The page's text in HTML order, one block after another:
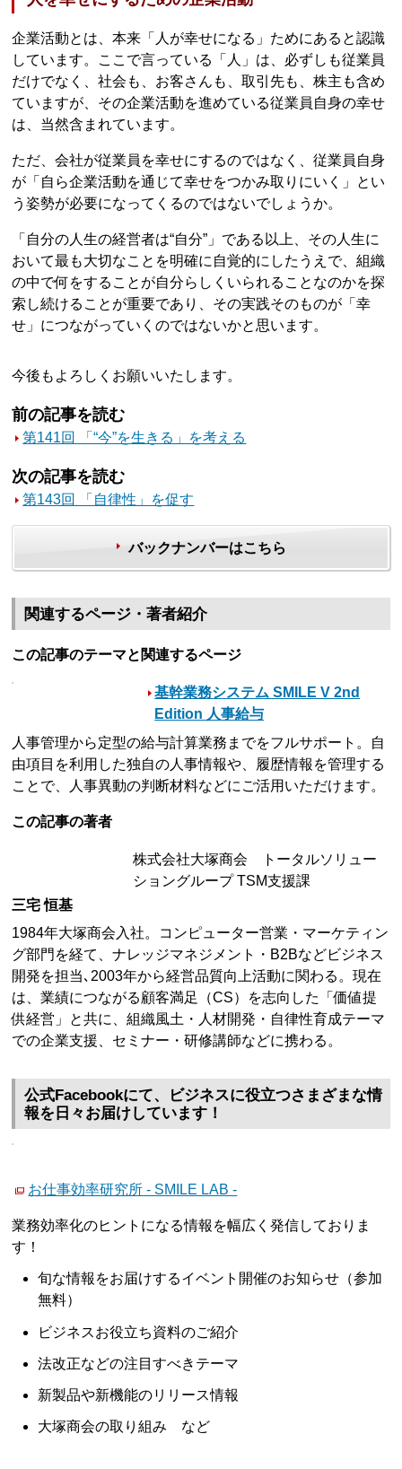
企業活動とは、本来「人が幸せになる」ためにあると認識
しています。ここで言っている「人」は、必ずしも従業員
だけでなく、社会も、お客さんも、取引先も、株主も含め
ていますが、その企業活動を進めている従業員自身の幸せ
は、当然含まれています。
ただ、会社が従業員を幸せにするのではなく、従業員自身
が「自ら企業活動を通じて幸せをつかみ取りにいく」とい
う姿勢が必要になってくるのではないでしょうか。
「自分の人生の経営者は“自分”」である以上、その人生に
おいて最も大切なことを明確に自覚的にしたうえで、組織
の中で何をすることが自分らしくいられることなのかを探
索し続けることが重要であり、その実践そのものが「幸
せ」につながっていくのではないかと思います。
今後もよろしくお願いいたします。
前の記事を読む
第141回 「“今”を生きる」を考える
次の記事を読む
第143回 「自律性」を促す
バックナンバーはこちら
関連するページ・著者紹介
この記事のテーマと関連するページ
基幹業務システム SMILE V 2nd
Edition 人事給与
人事管理から定型の給与計算業務までをフルサポート。自
由項目を利用した独自の人事情報や、履歴情報を管理する
ことで、人事異動の判断材料などにご活用いただけます。
この記事の著者
株式会社大塚商会 トータルソリュー
ショングループ TSM支援課
三宅 恒基
1984年大塚商会入社。コンピューター営業・マーケティン
グ部門を経て、ナレッジマネジメント・B2Bなどビジネス
開発を担当､2003年から経営品質向上活動に関わる。現在
は、業績につながる顧客満足（CS）を志向した「価値提
供経営」と共に、組織風土・人材開発・自律性育成テーマ
での企業支援、セミナー・研修講師などに携わる。
公式Facebookにて、ビジネスに役立つさまざまな情
報を日々お届けしています！
お仕事効率研究所 - SMILE LAB -
業務効率化のヒントになる情報を幅広く発信しておりま
す！
旬な情報をお届けするイベント開催のお知らせ（参加
無料）
ビジネスお役立ち資料のご紹介
法改正などの注目すべきテーマ
新製品や新機能のリリース情報
大塚商会の取り組み など